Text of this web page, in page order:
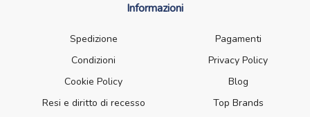
Informazioni
Spedizione
Pagamenti
Condizioni
Privacy Policy
Cookie Policy
Blog
Resi e diritto di recesso
Top Brands